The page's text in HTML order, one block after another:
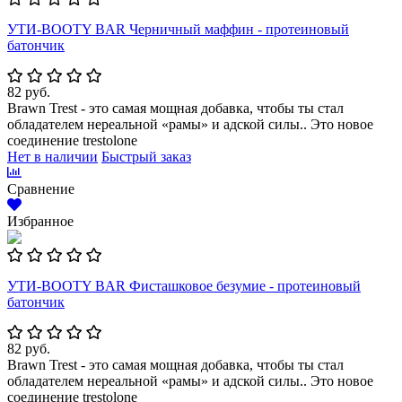
УТИ-BOOTY BAR Черничный маффин - протеиновый
батончик
82 руб.
Brawn Trest - это самая мощная добавка, чтобы ты стал
обладателем нереальной «рамы» и адской силы.. Это новое
соединение trestolone
Нет в наличии Быстрый заказ
Сравнение
Избранное
УТИ-BOOTY BAR Фисташковое безумие - протеиновый
батончик
82 руб.
Brawn Trest - это самая мощная добавка, чтобы ты стал
обладателем нереальной «рамы» и адской силы.. Это новое
соединение trestolone